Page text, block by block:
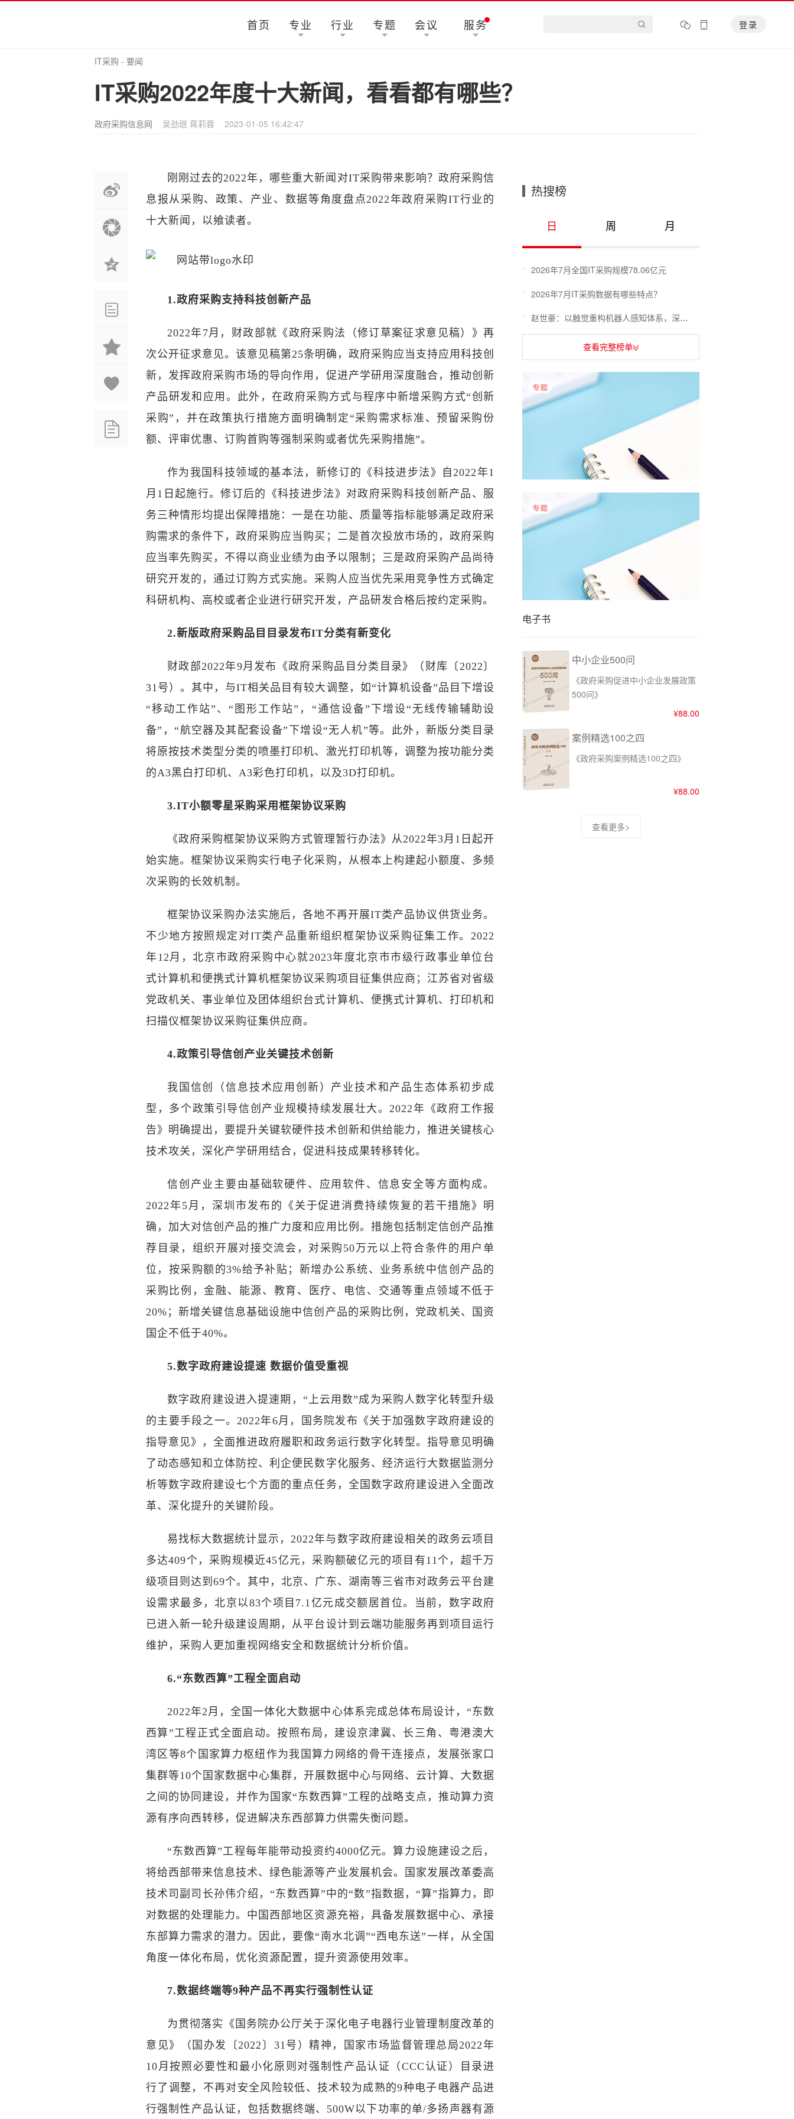
首页 专业 行业 专题 会议 服务 登录
IT采购 - 要闻
IT采购2022年度十大新闻，看看都有哪些？
政府采购信息网 吴劲珉 蒋莉蓉 2023-01-05 16:42:47
刚刚过去的2022年，哪些重大新闻对IT采购带来影响？政府采购信
息报从采购、政策、产业、数据等角度盘点2022年政府采购IT行业的
十大新闻，以飨读者。
​​1.政府采购支持科技创新产品
2022年7月，财政部就《政府采购法（修订草案征求意见稿）》再
次公开征求意见。该意见稿第25条明确，政府采购应当支持应用科技创
新，发挥政府采购市场的导向作用，促进产学研用深度融合，推动创新
产品研发和应用。此外，在政府采购方式与程序中新增采购方式“创新
采购”，并在政策执行措施方面明确制定“采购需求标准、预留采购份
额、评审优惠、订购首购等强制采购或者优先采购措施”。
作为我国科技领域的基本法，新修订的《科技进步法》自2022年1
月1日起施行。修订后的《科技进步法》对政府采购科技创新产品、服
务三种情形均提出保障措施：一是在功能、质量等指标能够满足政府采
购需求的条件下，政府采购应当购买；二是首次投放市场的，政府采购
应当率先购买，不得以商业业绩为由予以限制；三是政府采购产品尚待
研究开发的，通过订购方式实施。采购人应当优先采用竞争性方式确定
科研机构、高校或者企业进行研究开发，产品研发合格后按约定采购。
2.新版政府采购品目目录发布IT分类有新变化
财政部2022年9月发布《政府采购品目分类目录》（财库〔2022〕
31号）。其中，与IT相关品目有较大调整，如“计算机设备”品目下增设
“移动工作站”、“图形工作站”，“通信设备”下增设“无线传输辅助设
备”，“航空器及其配套设备”下增设“无人机”等。此外，新版分类目录
将原按技术类型分类的喷墨打印机、激光打印机等，调整为按功能分类
的A3黑白打印机、A3彩色打印机，以及3D打印机。
3.IT小额零星采购采用框架协议采购
《政府采购框架协议采购方式管理暂行办法》从2022年3月1日起开
始实施。框架协议采购实行电子化采购，从根本上构建起小额度、多频
次采购的长效机制。
框架协议采购办法实施后，各地不再开展IT类产品协议供货业务。
不少地方按照规定对IT类产品重新组织框架协议采购征集工作。2022
年12月，北京市政府采购中心就2023年度北京市市级行政事业单位台
式计算机和便携式计算机框架协议采购项目征集供应商；江苏省对省级
党政机关、事业单位及团体组织台式计算机、便携式计算机、打印机和
扫描仪框架协议采购征集供应商。
4.政策引导信创产业关键技术创新
我国信创（信息技术应用创新）产业技术和产品生态体系初步成
型，多个政策引导信创产业规模持续发展壮大。2022年《政府工作报
告》明确提出，要提升关键软硬件技术创新和供给能力，推进关键核心
技术攻关，深化产学研用结合，促进科技成果转移转化。
信创产业主要由基础软硬件、应用软件、信息安全等方面构成。
2022年5月，深圳市发布的《关于促进消费持续恢复的若干措施》明
确，加大对信创产品的推广力度和应用比例。措施包括制定信创产品推
荐目录，组织开展对接交流会，对采购50万元以上符合条件的用户单
位，按采购额的3%给予补贴；新增办公系统、业务系统中信创产品的
采购比例，金融、能源、教育、医疗、电信、交通等重点领域不低于
20%；新增关键信息基础设施中信创产品的采购比例，党政机关、国资
国企不低于40%。
5.数字政府建设提速 数据价值受重视
数字政府建设进入提速期，“上云用数”成为采购人数字化转型升级
的主要手段之一。2022年6月，国务院发布《关于加强数字政府建设的
指导意见》，全面推进政府履职和政务运行数字化转型。指导意见明确
了动态感知和立体防控、利企便民数字化服务、经济运行大数据监测分
析等数字政府建设七个方面的重点任务，全国数字政府建设进入全面改
革、深化提升的关键阶段。
易找标大数据统计显示，2022年与数字政府建设相关的政务云项目
多达409个，采购规模近45亿元，采购额破亿元的项目有11个，超千万
级项目则达到69个。其中，北京、广东、湖南等三省市对政务云平台建
设需求最多，北京以83个项目7.1亿元成交额居首位。当前，数字政府
已进入新一轮升级建设周期，从平台设计到云端功能服务再到项目运行
维护，采购人更加重视网络安全和数据统计分析价值。
6.“东数西算”工程全面启动
2022年2月，全国一体化大数据中心体系完成总体布局设计，“东数
西算”工程正式全面启动。按照布局，建设京津冀、长三角、粤港澳大
湾区等8个国家算力枢纽作为我国算力网络的骨干连接点，发展张家口
集群等10个国家数据中心集群，开展数据中心与网络、云计算、大数据
之间的协同建设，并作为国家“东数西算”工程的战略支点，推动算力资
源有序向西转移，促进解决东西部算力供需失衡问题。
“东数西算”工程每年能带动投资约4000亿元。算力设施建设之后，
将给西部带来信息技术、绿色能源等产业发展机会。国家发展改革委高
技术司副司长孙伟介绍，“东数西算”中的“数”指数据，“算”指算力，即
对数据的处理能力。中国西部地区资源充裕，具备发展数据中心、承接
东部算力需求的潜力。因此，要像“南水北调”“西电东送”一样，从全国
角度一体化布局，优化资源配置，提升资源使用效率。
7.数据终端等9种产品不再实行强制性认证
为贯彻落实《国务院办公厅关于深化电子电器行业管理制度改革的
意见》（国办发〔2022〕31号）精神，国家市场监督管理总局2022年
10月按照必要性和最小化原则对强制性产品认证（CCC认证）目录进
行了调整，不再对安全风险较低、技术较为成熟的9种电子电器产品进
行强制性产品认证，包括数据终端、500W以下功率的单/多扬声器有源
热搜榜
日 周 月
2026年7月全国IT采购规模78.06亿元
2026年7月IT采购数据有哪些特点？
赵世豪：以触觉重构机器人感知体系，深耕多场景落地赋能产业升级
查看完整榜单
5月物业采购数据有哪些特点？
电子书
中小企业500问
《政府采购促进中小企业发展政策
500问》
¥88.00
案例精选100之四
《政府采购案例精选100之四》
¥88.00
查看更多>